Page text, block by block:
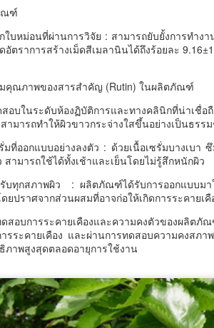
ณฑ์
ใบหม่อนที่ผ่านการวิจัย : สามารถยับยั้งการทำง
อัตราการสร้างเม็ดสีเมลานินได้ถึงร้อยละ
คุณภาพของสารสำคัญ (Rutin) ในผลิตภัณฑ์
อบในระดับห้องฏิบัติการและทางคลินิกที่น่าเชื่
ามารถทำให้ผิวขาวกระจ่างใสขึ้นอย่างเป็นธรร
มที่ออกแบบอย่างลงตัว : ด้วยเนื้อเซรั่มบางเบา
ามารถใช้ได้ทั้งเช้าและเย็นโดยไม่รู้สึกหนักผิว
รับทุกสภาพผิว : ผลิตภัณฑ์ได้รับการออกแบบมา
ยปราศจากส่วนผสมที่อาจก่อให้เกิดการระคายเคื
สอบการระคายเคืองและความคงตัวของผลิ
ารระคายเคือง และผ่านการทดสอบความคงส
ภาพสูงสุดตลอดอายุการใช้งาน
• ใ
ไฮไลท์์​ที่นอนที่ดีอาจไม่ใช่ที่นอนที่นุ่มที่สุด แต่เป็
มีการรองรับที่แตกต่างกัน​ รู้จักแนวคิด"ที่นอนตา
แบรนด์เริ่มใช้ข้อมูล ทางวิทยาศาสตร์ ในการเลือ
เวลาซื้อรองเท้า เรามักเลือกตามไซซ์ของตัวเอง
สายตาก่อนเลือกเลนส์ แต่เมื่อ
4
ศน. ร่วมกับเครือข่าย 25 จังหวัดภ
แผนส่งเสริมคุณธรรมแห่งชาติ ระ
คุณธรรมอย่างยั่งยืน
ศน. ร่วมกับเครือข่าย 25 จังหวัดภาคกลาง ขับเค
เมื่อวันที่ 17 กรกฎาคม 2569 เวลา 09.00 น. ที่ผ่า
กระทรวงวัฒนธรรม ในฐานะสำนักงานเลขานุก
คุณธรรมแห่งชาติ จัดประชุมเชิงปฏิบัติการติดตา
ปฏิบัติการด้านการส่งเสริมคุณธรรมแห่งชาติ ระย
4
พลังงานไทย ผสานพลังงานสะอา
นิวเคลียร์สู่โดนใจอนาคต
“นพ.รุ่งเรือง” ชูวิสัยทัศน์ SMR ขับเคลื่อนความ